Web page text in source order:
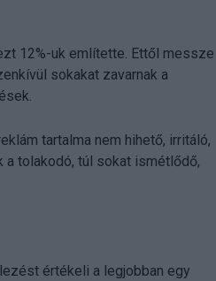
12%-uk említette. Ettől messze
sokakat zavarnak a
tartalma nem hihető, irritáló,
a tolakodó, túl sokat ismétlődő,
értékeli a legjobban egy